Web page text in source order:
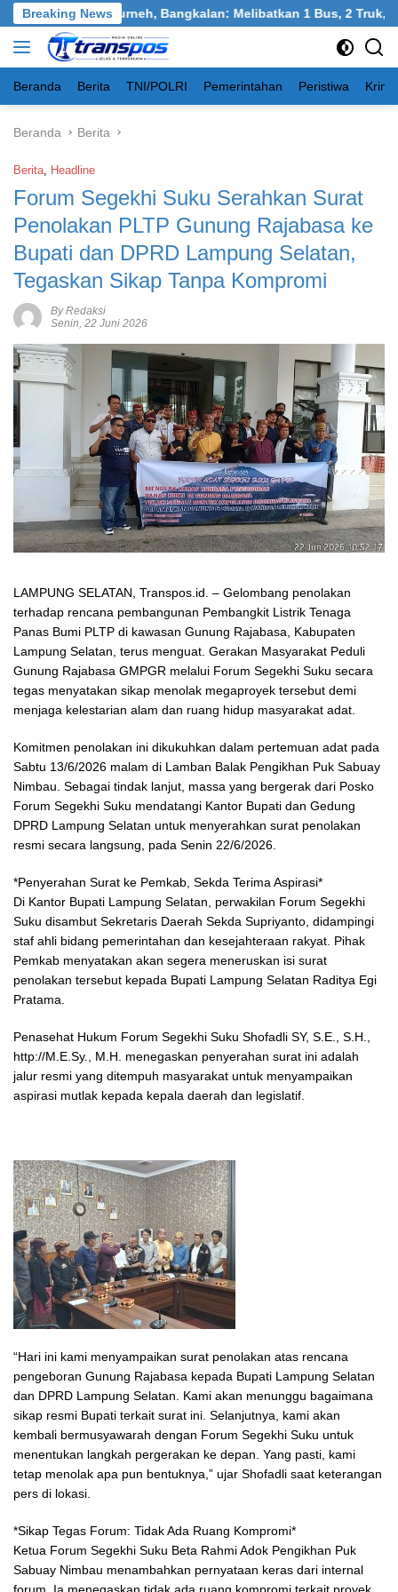
Langsung
ke
konten
Breaking News
Tangkel, Burneh, Bangkalan: Melibatkan 1 Bus, 2 Truk, 1
Beranda Berita TNI/POLRI Pemerintahan Peristiwa
Beranda Berita
Berita, Headline
Forum Segekhi Suku Serahkan Surat
Penolakan PLTP Gunung Rajabasa ke
Bupati dan DPRD Lampung Selatan,
Tegaskan Sikap Tanpa Kompromi
By Redaksi
Senin, 22 Juni 2026
LAMPUNG SELATAN, Transpos.id. – Gelombang penolakan
terhadap rencana pembangunan Pembangkit Listrik Tenaga
Panas Bumi PLTP di kawasan Gunung Rajabasa, Kabupaten
Lampung Selatan, terus menguat. Gerakan Masyarakat Peduli
Gunung Rajabasa GMPGR melalui Forum Segekhi Suku secara
tegas menyatakan sikap menolak megaproyek tersebut demi
menjaga kelestarian alam dan ruang hidup masyarakat adat.
Komitmen penolakan ini dikukuhkan dalam pertemuan adat pada
Sabtu 13/6/2026 malam di Lamban Balak Pengikhan Puk Sabuay
Nimbau. Sebagai tindak lanjut, massa yang bergerak dari Posko
Forum Segekhi Suku mendatangi Kantor Bupati dan Gedung
DPRD Lampung Selatan untuk menyerahkan surat penolakan
resmi secara langsung, pada Senin 22/6/2026.
*Penyerahan Surat ke Pemkab, Sekda Terima Aspirasi*
Di Kantor Bupati Lampung Selatan, perwakilan Forum Segekhi
Suku disambut Sekretaris Daerah Sekda Supriyanto, didampingi
staf ahli bidang pemerintahan dan kesejahteraan rakyat. Pihak
Pemkab menyatakan akan segera meneruskan isi surat
penolakan tersebut kepada Bupati Lampung Selatan Raditya Egi
Pratama.
Penasehat Hukum Forum Segekhi Suku Shofadli SY, S.E., S.H.,
http://M.E.Sy., M.H. menegaskan penyerahan surat ini adalah
jalur resmi yang ditempuh masyarakat untuk menyampaikan
aspirasi mutlak kepada kepala daerah dan legislatif.
“Hari ini kami menyampaikan surat penolakan atas rencana
pengeboran Gunung Rajabasa kepada Bupati Lampung Selatan
dan DPRD Lampung Selatan. Kami akan menunggu bagaimana
sikap resmi Bupati terkait surat ini. Selanjutnya, kami akan
kembali bermusyawarah dengan Forum Segekhi Suku untuk
menentukan langkah pergerakan ke depan. Yang pasti, kami
tetap menolak apa pun bentuknya,” ujar Shofadli saat keterangan
pers di lokasi.
*Sikap Tegas Forum: Tidak Ada Ruang Kompromi*
Ketua Forum Segekhi Suku Beta Rahmi Adok Pengikhan Puk
Sabuay Nimbau menambahkan pernyataan keras dari internal